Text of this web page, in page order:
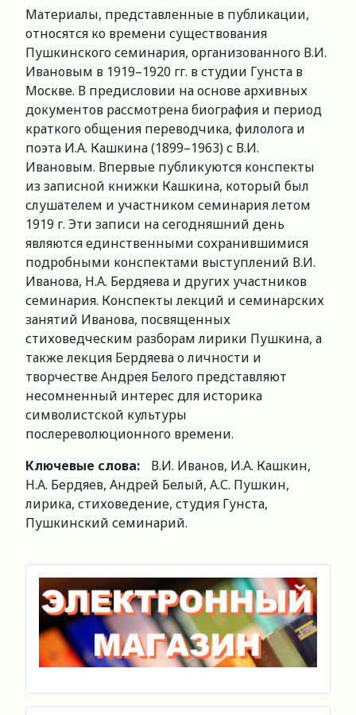
Материалы, представленные в публикации,
относятся ко времени существования
Пушкинского семинария, организованного В.И.
Ивановым в 1919–1920 гг. в студии Гунста в
Москве. В предисловии на основе архивных
документов рассмотрена биография и период
краткого общения переводчика, филолога и
поэта И.А. Кашкина (1899–1963) с В.И.
Ивановым. Впервые публикуются конспекты
из записной книжки Кашкина, который был
слушателем и участником семинария летом
1919 г. Эти записи на сегодняшний день
являются единственными сохранившимися
подробными конспектами выступлений В.И.
Иванова, Н.А. Бердяева и других участников
семинария. Конспекты лекций и семинарских
занятий Иванова, посвященных
стиховедческим разборам лирики Пушкина, а
также лекция Бердяева о личности и
творчестве Андрея Белого представляют
несомненный интерес для историка
символистской культуры
послереволюционного времени.
Ключевые слова:
В.И. Иванов, И.А. Кашкин,
Н.А. Бердяев, Андрей Белый, А.С. Пушкин,
лирика, стиховедение, студия Гунста,
Пушкинский семинарий.